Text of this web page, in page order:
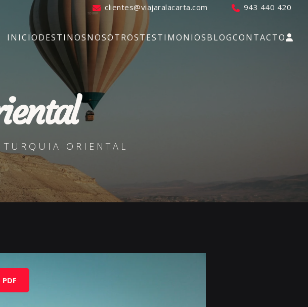
clientes@viajaralacarta.com 943 440 420
INICIODESTINOSNOSOTROSTESTIMONIOSBLOGCONTACTO
TURQUIA ORIENTAL
PDF